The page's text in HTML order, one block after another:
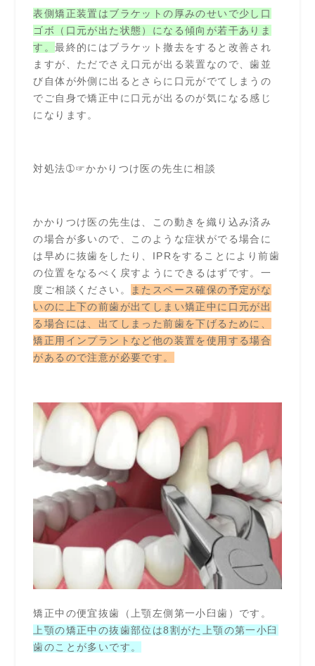
表側矯正装置はブラケットの厚みのせいで少し口
ゴボ（口元が出た状態）になる傾向が若干ありま
す。最終的にはブラケット撤去をすると改善され
ますが、ただでさえ口元が出る装置なので、歯並
び自体が外側に出るとさらに口元がでてしまうの
でご自身で矯正中に口元が出るのが気になる感じ
になります。
対処法➀☞かかりつけ医の先生に相談
かかりつけ医の先生は、この動きを織り込み済み
の場合が多いので、このような症状がでる場合に
は早めに抜歯をしたり、IPRをすることにより前歯
の位置をなるべく戻すようにできるはずです。一
度ご相談ください。
またスペース確保の予定がな
いのに上下の前歯が出てしまい矯正中に口元が出
る場合には、出てしまった前歯を下げるために、
矯正用インプラントなど他の装置を使用する場合
があるので注意が必要です。
矯正中の便宜抜歯（上顎左側第一小臼歯）です。
上顎の矯正中の抜歯部位は8割がた上顎の第一小臼
歯のことが多いです。